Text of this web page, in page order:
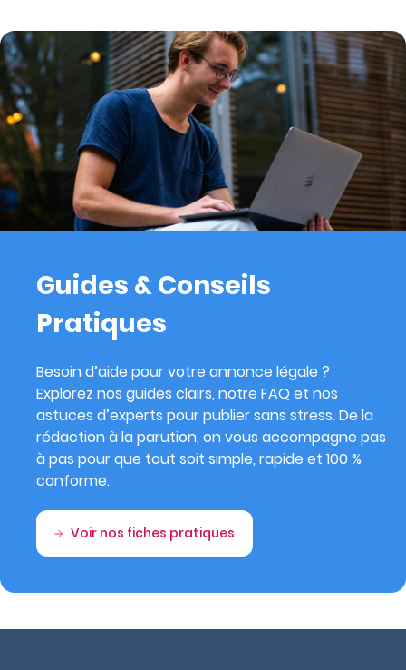
Guides & Conseils
Pratiques
Besoin d’aide pour votre annonce légale ?
Explorez nos guides clairs, notre FAQ et nos
astuces d’experts pour publier sans stress. De la
rédaction à la parution, on vous accompagne pas
à pas pour que tout soit simple, rapide et 100 %
conforme.
Voir nos fiches pratiques